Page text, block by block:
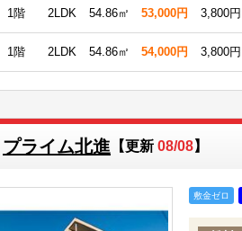
1階 2LDK 54.86㎡ 53,000円 3,800円
1階 2LDK 54.86㎡ 54,000円 3,800円
プライム北進 【更新 08/08】
敷金ゼロ